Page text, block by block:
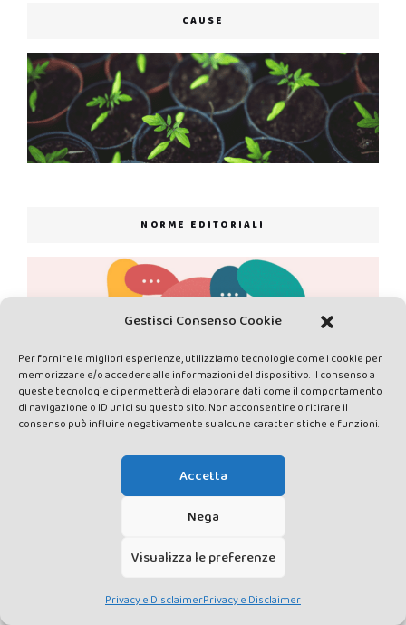
Gestisci Consenso Cookie
Per fornire le migliori esperienze, utilizziamo tecnologie come i cookie per
memorizzare e/o accedere alle informazioni del dispositivo. Il consenso a
queste tecnologie ci permetterà di elaborare dati come il comportamento
di navigazione o ID unici su questo sito. Non acconsentire o ritirare il
consenso può influire negativamente su alcune caratteristiche e funzioni.
Accetta
Nega
Visualizza le preferenze
Privacy e DisclaimerPrivacy e Disclaimer
CAUSE
NORME EDITORIALI
Made by Avatar Web Communication © Copyright 2013-2026. All